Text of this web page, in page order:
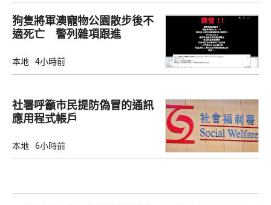
狗隻將軍澳寵物公園散步後不
適死亡 警列雜項跟進
本地 4小時前
社署呼籲市民提防偽冒的通訊
應用程式帳戶
本地 6小時前